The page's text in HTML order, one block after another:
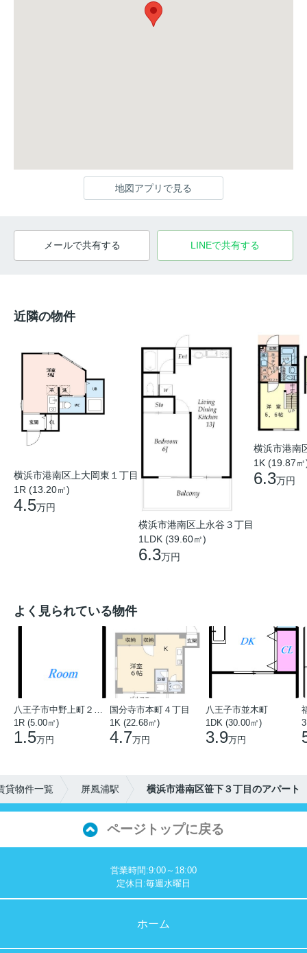
地図アプリで見る
メールで共有する LINEで共有する
近隣の物件
横浜市港南区上大岡東１丁目
1R (13.20㎡)
4.5万円
横浜市港南区上永谷３丁目
1LDK (39.60㎡)
6.3万円
横浜市港南
1K (19.87
6.3万円
よく見られている物件
1R (5.00㎡)
1.5万円
国分寺市本町４丁目
1K (22.68㎡)
4.7万円
八王子市並木町
1DK (30.00㎡)
3.9万円
貸物件一覧 屏風浦駅 横浜市港南区笹下３丁目のアパート
ページトップに戻る
営業時間:9:00～18:00
定休日:毎週水曜日
ホーム